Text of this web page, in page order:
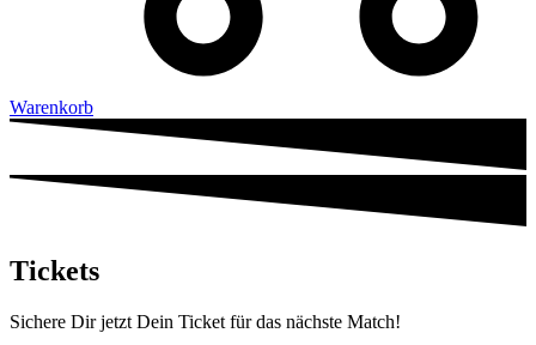
Warenkorb
Tickets
Sichere Dir jetzt Dein Ticket für das nächste Match!